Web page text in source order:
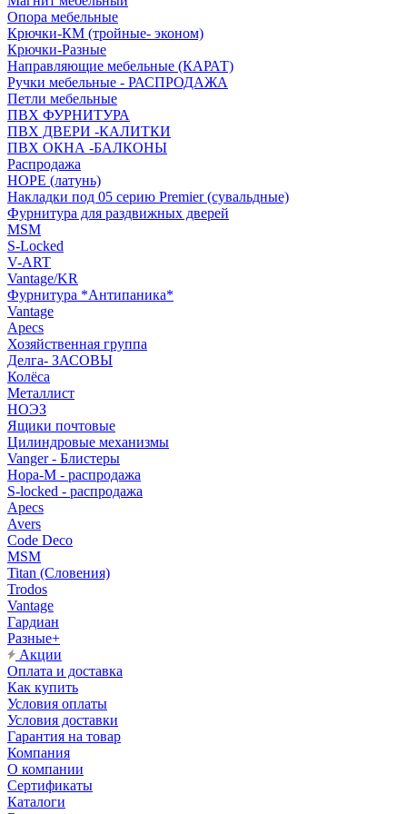
Опора мебельные
Крючки-КМ (тройные- эконом)
Крючки-Разные
Направляющие мебельные (КАРАТ)
Ручки мебельные - РАСПРОДАЖА
Петли мебельные
ПВХ ФУРНИТУРА
ПВХ ДВЕРИ -КАЛИТКИ
ПВХ ОКНА -БАЛКОНЫ
Распродажа
HOPE (латунь)
Накладки под 05 серию Premier (сувальдные)
Фурнитура для раздвижных дверей
MSM
S-Locked
V-ART
Vantage/KR
Фурнитура *Антипаника*
Vantage
Apecs
Хозяйственная группа
Делга- ЗАСОВЫ
Колёса
Металлист
НОЭЗ
Ящики почтовые
Цилиндровые механизмы
Vanger - Блистеры
Нора-М - распродажа
S-locked - распродажа
Apecs
Avers
Code Deco
MSM
Titan (Словения)
Trodos
Vantage
Гардиан
Разные+
Акции
Оплата и доставка
Как купить
Условия оплаты
Условия доставки
Гарантия на товар
Компания
О компании
Сертификаты
Каталоги